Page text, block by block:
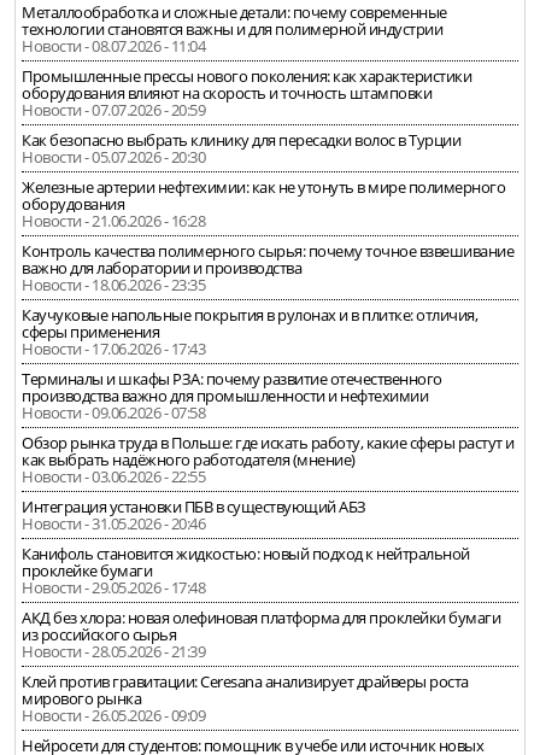
Металлообработка и сложные детали: почему современные
технологии становятся важны и для полимерной индустрии
Новости - 08.07.2026 - 11:04
Промышленные прессы нового поколения: как характеристики
оборудования влияют на скорость и точность штамповки
Новости - 07.07.2026 - 20:59
Как безопасно выбрать клинику для пересадки волос в Турции
Новости - 05.07.2026 - 20:30
Железные артерии нефтехимии: как не утонуть в мире полимерного
оборудования
Новости - 21.06.2026 - 16:28
Контроль качества полимерного сырья: почему точное взвешивание
важно для лаборатории и производства
Новости - 18.06.2026 - 23:35
Каучуковые напольные покрытия в рулонах и в плитке: отличия,
сферы применения
Новости - 17.06.2026 - 17:43
Терминалы и шкафы РЗА: почему развитие отечественного
производства важно для промышленности и нефтехимии
Новости - 09.06.2026 - 07:58
Обзор рынка труда в Польше: где искать работу, какие сферы растут и
как выбрать надёжного работодателя (мнение)
Новости - 03.06.2026 - 22:55
Интеграция установки ПБВ в существующий АБЗ
Новости - 31.05.2026 - 20:46
Канифоль становится жидкостью: новый подход к нейтральной
проклейке бумаги
Новости - 29.05.2026 - 17:48
АКД без хлора: новая олефиновая платформа для проклейки бумаги
из российского сырья
Новости - 28.05.2026 - 21:39
Клей против гравитации: Ceresana анализирует драйверы роста
мирового рынка
Новости - 26.05.2026 - 09:09
Нейросети для студентов: помощник в учебе или источник новых